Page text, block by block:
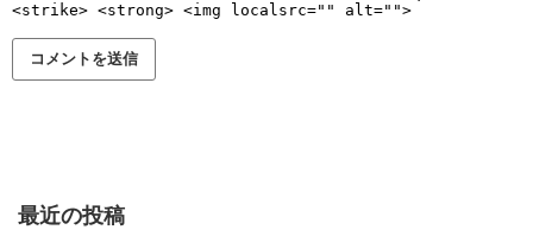
<strike> <strong> <img localsrc="" alt="">
最近の投稿